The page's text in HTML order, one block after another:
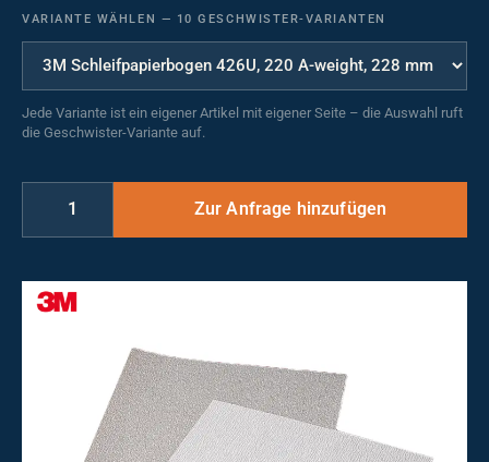
VARIANTE WÄHLEN — 10 GESCHWISTER-VARIANTEN
Jede Variante ist ein eigener Artikel mit eigener Seite – die Auswahl ruft
die Geschwister-Variante auf.